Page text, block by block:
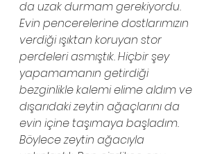
da uzak durmam gerekiyordu.
Evin pencerelerine dostlarımızın
verdiği ışıktan koruyan stor
perdeleri asmıştık. Hiçbir şey
yapamamanın getirdiği
bezginlikle kalemi elime aldım ve
dışarıdaki zeytin ağaçlarını da
evin içine taşımaya başladım.
Böylece zeytin ağacıyla